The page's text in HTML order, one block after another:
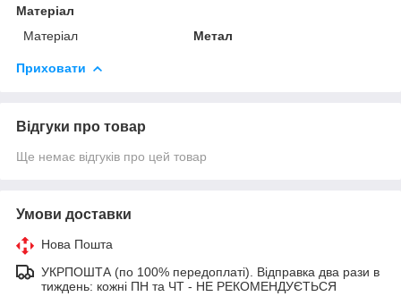
Матеріал
Матеріал
Метал
Приховати
Відгуки про товар
Ще немає відгуків про цей товар
Умови доставки
Нова Пошта
УКРПОШТА (по 100% передоплаті). Відправка два рази в
тиждень: кожні ПН та ЧТ - НЕ РЕКОМЕНДУЄТЬСЯ